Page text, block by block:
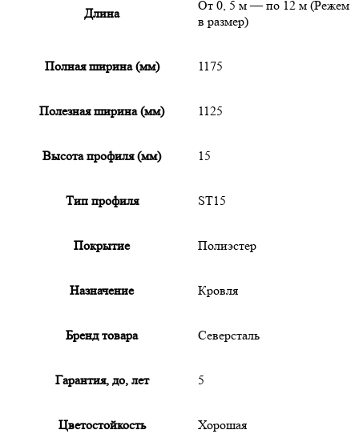
Длина
От 0, 5 м — по 12 м (Режем
в размер)
Полная ширина (мм) 1175
Полезная ширина (мм) 1125
Высота профиля (мм) 15
Тип профиля ST15
Покрытие Полиэстер
Назначение Кровля
Бренд товара Северсталь
Гарантия, до, лет 5
Цветостойкость Хорошая